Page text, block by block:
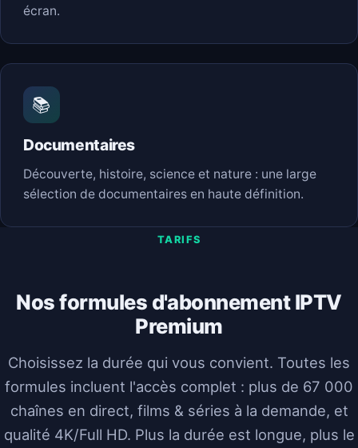
écran.
📚
Documentaires
Découverte, histoire, science et nature : une large
sélection de documentaires en haute définition.
TARIFS
Nos formules d'abonnement IPTV
Premium
Choisissez la durée qui vous convient. Toutes les
formules incluent l'accès complet : plus de 67 000
chaînes en direct, films & séries à la demande, et
qualité 4K/Full HD. Plus la durée est longue, plus le